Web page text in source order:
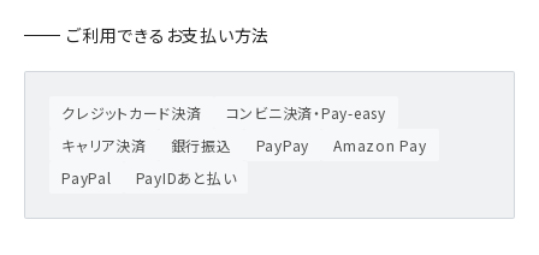
ご利用できるお支払い方法
クレジットカード決済
コンビニ決済・Pay-easy
キャリア決済
銀行振込 PayPay
Amazon Pay
PayPal
PayIDあと払い